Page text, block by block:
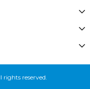
rights reserved.